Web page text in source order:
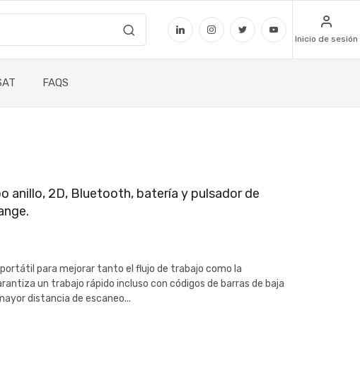
Inicio de sesión
FAQS
anillo, 2D, Bluetooth, batería y pulsador de
para mejorar tanto el flujo de trabajo como la
un trabajo rápido incluso con códigos de barras de baja
distancia de escaneo...